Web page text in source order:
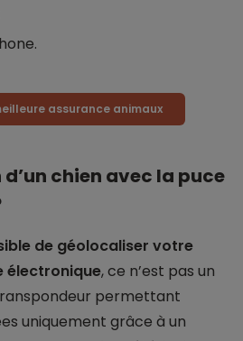
assurance animaux
chien avec la puce
de géolocaliser votre
électronique, ce n’est pas un
permettant
uniquement grâce à un